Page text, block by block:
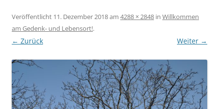
Veröffentlicht 11. Dezember 2018am 4288 × 2848 in Willkommen
am Gedenk- und Lebensort!.
← Zurück Weiter →